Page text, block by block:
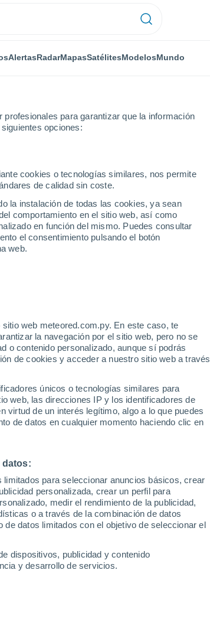
para garantizar que la información
opciones:
cookies o tecnologías similares, nos permite
de calidad sin coste.
la instalación de todas las cookies, ya sean
comportamiento en el sitio web, así como
en función del mismo. Puedes consultar
el consentimiento pulsando el botón
web.
web meteored.com.py. En este caso, te
la navegación por el sitio web, pero no se
o contenido personalizado, aunque sí podrás
de cookies y acceder a nuestro sitio web a través
únicos o tecnologías similares para
web, las direcciones IP y los identificadores de
virtud de un interés legítimo, algo a lo que puedes
de datos en cualquier momento haciendo clic en
datos:
para seleccionar anuncios básicos, crear
personalizada, crear un perfil para
medir el rendimiento de la publicidad,
o a través de la combinación de datos
datos limitados con el objetivo de seleccionar el
dispositivos, publicidad y contenido
y desarrollo de servicios.
AlertasRadarMapasSatélitesModelosMundo
del Municipio
Usera